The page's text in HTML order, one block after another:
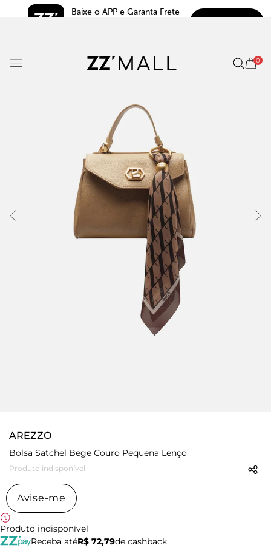
Baixe o APP e Garanta Frete
0
AREZZO
Bolsa Satchel Bege Couro Pequena Lenço
Produto indisponível
Avise-me
Produto indisponível
Receba atéR$ 72,79de cashback